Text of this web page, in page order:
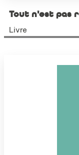
Tout n'est pas
Livre